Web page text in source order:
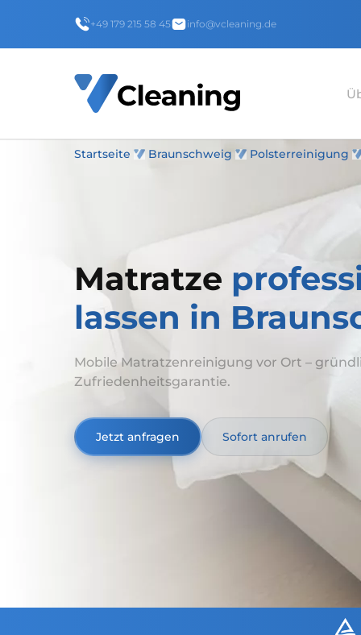
+49 179 215 58 45 info@vcleaning.de
Startseite Braunschweig Polsterreinigung
Matratze
lassen in
Mobile Matratzenreinigung vor Ort –
Zufriedenheitsgarantie.
Jetzt anfragen Sofort anrufen